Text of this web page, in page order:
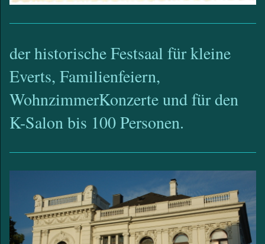
der historische Festsaal für kleine
Everts, Familienfeiern,
WohnzimmerKonzerte und für den
K-Salon bis 100 Personen.